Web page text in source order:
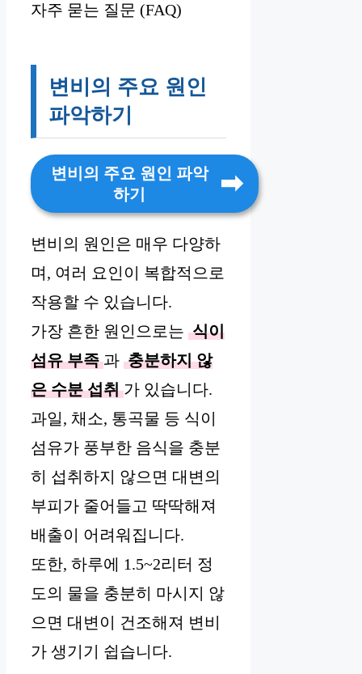
자주 묻는 질문 (FAQ)
변비의 주요 원인
파악하기
변비의 주요 원인 파악
하기
변비의 원인은 매우 다양하
며, 여러 요인이 복합적으로
작용할 수 있습니다.
가장 흔한 원인으로는 식이
섬유 부족 과 충분하지 않
은 수분 섭취 가 있습니다.
과일, 채소, 통곡물 등 식이
섬유가 풍부한 음식을 충분
히 섭취하지 않으면 대변의
부피가 줄어들고 딱딱해져
배출이 어려워집니다.
또한, 하루에 1.5~2리터 정
도의 물을 충분히 마시지 않
으면 대변이 건조해져 변비
가 생기기 쉽습니다.